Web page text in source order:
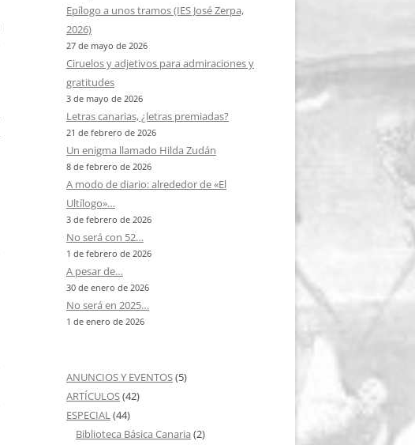
Epílogo a unos tramos (IES José Zerpa,
2026)
27 de mayo de 2026
Ciruelos y adjetivos para admiraciones y
gratitudes
3 de mayo de 2026
Letras canarias, ¿letras premiadas?
21 de febrero de 2026
Un enigma llamado Hilda Zudán
8 de febrero de 2026
A modo de diario: alrededor de «El
Ultílogo»…
3 de febrero de 2026
No será con 52…
1 de febrero de 2026
A pesar de…
30 de enero de 2026
No será en 2025…
1 de enero de 2026
ANUNCIOS Y EVENTOS(5)
ARTÍCULOS(42)
ESPECIAL(44)
Biblioteca Básica Canaria (2)